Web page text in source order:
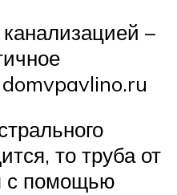
–
то труба от
с помощью